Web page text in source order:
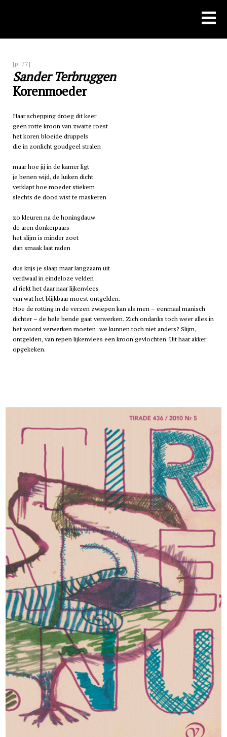
[p. 77]
Sander Terbruggen
Korenmoeder
Haar schepping droeg dit keer
geen rotte kroon van zwarte roest
het koren bloeide druppels
die in zonlicht goudgeel stralen
maar hoe jij in de kamer ligt
je benen wijd, de luiken dicht
verklapt hoe moeder stiekem
slechts de dood wist te maskeren
zo kleuren na de honingdauw
de aren donkerpaars
het slijm is minder zoet
dan smaak laat raden
dus krijs je slaap maar langzaam uit
verdwaal in eindeloze velden
al riekt het daar naar lijkenvlees
van wat het blijkbaar moest ontgelden.
Hoe de rotting in de verzen zwiepen kan als men – eenmaal manisch
dichter – de hele bende gaat verwerken. Zich ondanks toch weer alles in
het woord verwerken moeten: we kunnen toch niet anders? Slijm,
ontgelden, van repen lijkenvlees een kroon gevlochten. Uit haar akker
opgekeken.